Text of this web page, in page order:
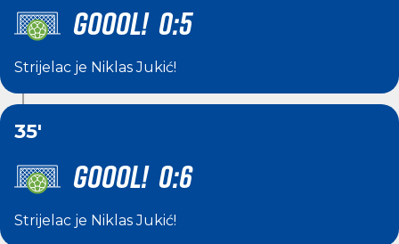
GOOOL! 0:5
Strijelac je Niklas Jukić!
35'
GOOOL! 0:6
Strijelac je Niklas Jukić!